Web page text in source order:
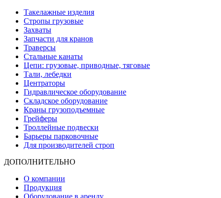
Такелажные изделия
Стропы грузовые
Захваты
Запчасти для кранов
Траверсы
Стальные канаты
Цепи: грузовые, приводные, тяговые
Тали, лебедки
Центраторы
Гидравлическое оборудование
Складское оборудование
Краны грузоподъемные
Грейферы
Троллейные подвески
Барьеры парковочные
Для производителей строп
ДОПОЛНИТЕЛЬНО
О компании
Продукция
Оборудование в аренду